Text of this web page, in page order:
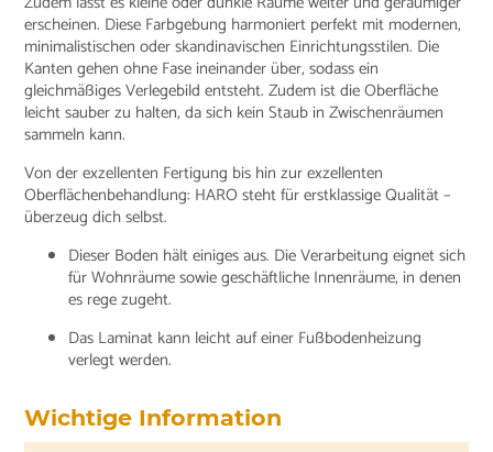
erscheinen. Diese Farbgebung harmoniert perfekt mit modernen,
minimalistischen oder skandinavischen Einrichtungsstilen. Die
Kanten gehen ohne Fase ineinander über, sodass ein
gleichmäßiges Verlegebild entsteht. Zudem ist die Oberfläche
leicht sauber zu halten, da sich kein Staub in Zwischenräumen
sammeln kann.
Von der exzellenten Fertigung bis hin zur exzellenten
Oberflächenbehandlung: HARO steht für erstklassige Qualität –
überzeug dich selbst.
Dieser Boden hält einiges aus. Die Verarbeitung eignet sich
für Wohnräume sowie geschäftliche Innenräume, in denen
es rege zugeht.
Das Laminat kann leicht auf einer Fußbodenheizung
verlegt werden.
Wichtige Information